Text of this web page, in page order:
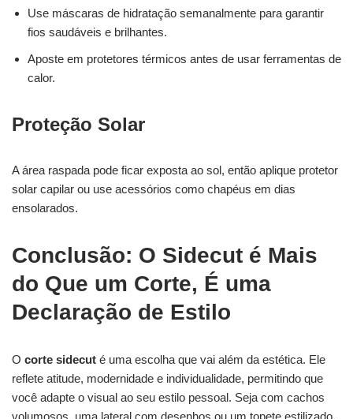
Use máscaras de hidratação semanalmente para garantir
fios saudáveis e brilhantes.
Aposte em protetores térmicos antes de usar ferramentas de
calor.
Proteção Solar
A área raspada pode ficar exposta ao sol, então aplique protetor
solar capilar ou use acessórios como chapéus em dias
ensolarados.
Conclusão: O Sidecut é Mais
do Que um Corte, É uma
Declaração de Estilo
O corte sidecut é uma escolha que vai além da estética. Ele
reflete atitude, modernidade e individualidade, permitindo que
você adapte o visual ao seu estilo pessoal. Seja com cachos
volumosos, uma lateral com desenhos ou um topete estilizado,